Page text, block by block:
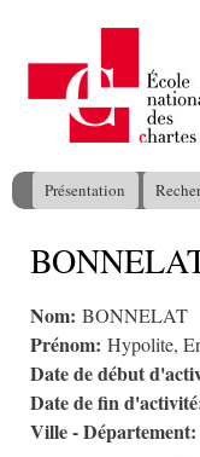
Menu principal
Présentation
Vous êtes ici
Nom: BONNELAT
Prénom: Hypolite,
Date de début
Date de fin
Ville - Département: